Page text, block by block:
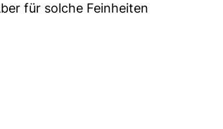
für solche Feinheiten